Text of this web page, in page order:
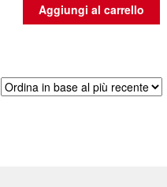
Aggiungi al carrello